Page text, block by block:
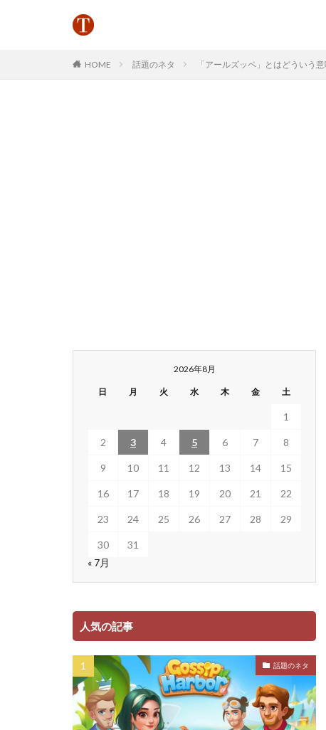
HOME 話題のネタ 「アールズッペ」とはどういう
2026年8月
日 月 火 水 木 金 土
1
2 3 4 5 6 7 8
9 10 11 12 13 14 15
16 17 18 19 20 21 22
23 24 25 26 27 28 29
30
31
« 7月
人気の記事
話題のネタ